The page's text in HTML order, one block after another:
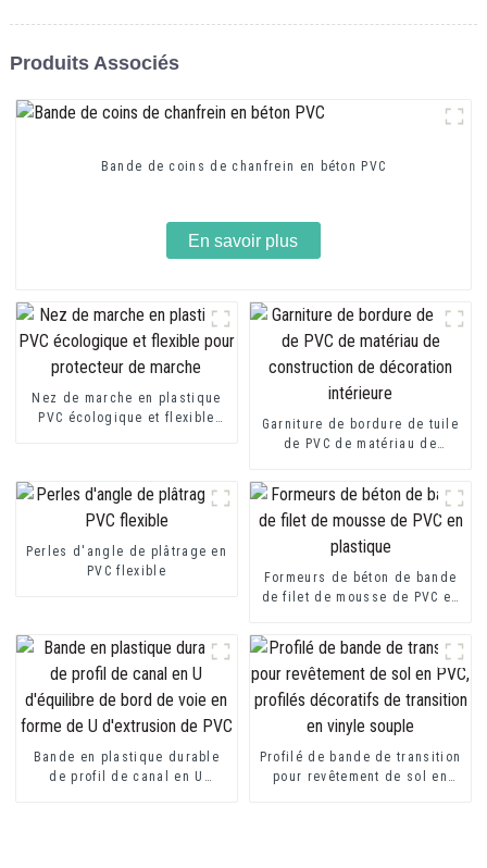
Produits Associés
Bande de coins de chanfrein en béton PVC
En savoir plus
Nez de marche en plastique
PVC écologique et flexible
Garniture de bordure de tuile
de PVC de matériau de
Perles d'angle de plâtrage en
PVC flexible
Formeurs de béton de bande
de filet de mousse de PVC en
Bande en plastique durable
de profil de canal en U
Profilé de bande de transition
pour revêtement de sol en